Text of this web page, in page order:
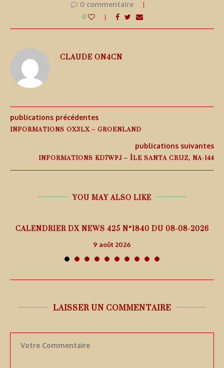
0 commentaire
0
CLAUDE ON4CN
publications précédentes
INFORMATIONS OX3LX – GROENLAND
publications suivantes
INFORMATIONS KD7WPJ – ÎLE SANTA CRUZ, NA-144
YOU MAY ALSO LIKE
CALENDRIER DX NEWS 425 N°1840 DU 08-08-2026
9 août 2026
LAISSER UN COMMENTAIRE